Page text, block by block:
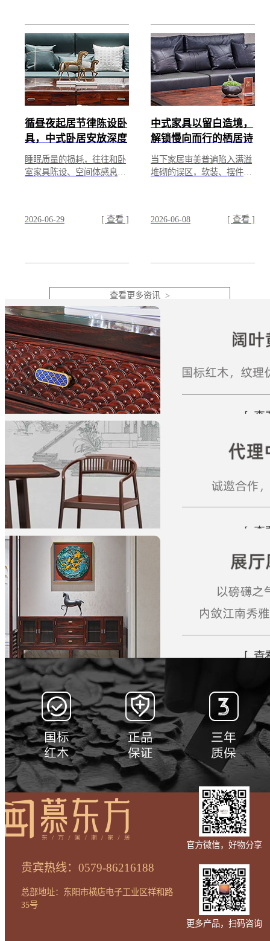
循昼夜起居节律陈设卧
具，中式卧居安放深度
安眠
睡眠质量的损耗，往往和卧
室家具陈设、空间体感息息
顺...
2026-06-29 [ 查看 ]
中式家具以留白造境，
解锁慢向而行的栖居诗
意
当下家居审美普遍陷入满溢
堆砌的误区，软装、摆件层
白。...
2026-06-08 [ 查看 ]
查看更多资讯 >
贵宾热线：0579-86216188
总部地址：东阳市横店电子工业区祥和路
35号
官方微信，好物分享
更多产品，扫码咨询